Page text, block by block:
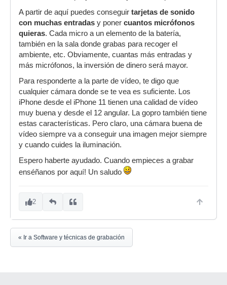
A partir de aquí puedes conseguir tarjetas de sonido
con muchas entradas y poner cuantos micrófonos
quieras. Cada micro a un elemento de la batería,
también en la sala donde grabas para recoger el
ambiente, etc. Obviamente, cuantas más entradas y
más micrófonos, la inversión de dinero será mayor.
Para responderte a la parte de vídeo, te digo que
cualquier cámara donde se te vea es suficiente. Los
iPhone desde el iPhone 11 tienen una calidad de vídeo
muy buena y desde el 12 angular. La gopro también tiene
estas características. Pero claro, una cámara buena de
vídeo siempre va a conseguir una imagen mejor siempre
y cuando cuides la iluminación.
Espero haberte ayudado. Cuando empieces a grabar
enséñanos por aquí! Un saludo
2
« Ir a Software y técnicas de grabación